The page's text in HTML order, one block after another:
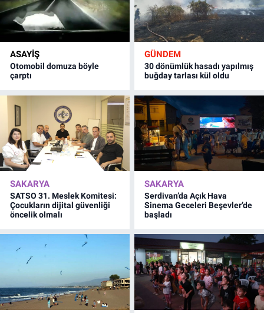
ASAYİŞ
Otomobil domuza böyle
çarptı
GÜNDEM
30 dönümlük hasadı yapılmış
buğday tarlası kül oldu
SAKARYA
SATSO 31. Meslek Komitesi:
Çocukların dijital güvenliği
öncelik olmalı
SAKARYA
Serdivan’da Açık Hava
Sinema Geceleri Beşevler’de
başladı